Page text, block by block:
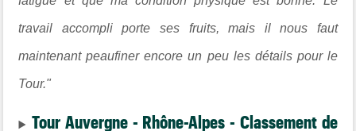
travail accompli porte ses fruits, mais il nous faut
maintenant peaufiner encore un peu les détails pour le
Tour."
Tour Auvergne - Rhône-Alpes - Classement de